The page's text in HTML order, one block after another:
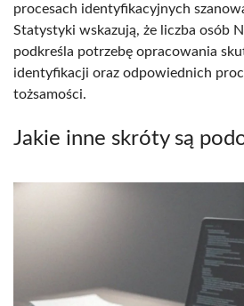
procesach identyfikacyjnych
Statystyki wskazują, że liczba osób
podkreśla potrzebę opracowania
identyfikacji oraz odpowiednich
tożsamości.
Jakie inne skróty są